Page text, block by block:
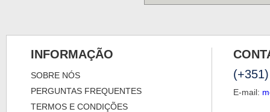
INFORMAÇÃO
SOBRE NÓS
PERGUNTAS FREQUENTES
TERMOS E CONDIÇÕES
E-mail: